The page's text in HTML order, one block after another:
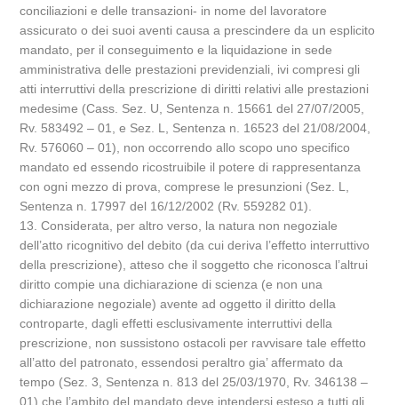
conciliazioni e delle transazioni- in nome del lavoratore
assicurato o dei suoi aventi causa a prescindere da un esplicito
mandato, per il conseguimento e la liquidazione in sede
amministrativa delle prestazioni previdenziali, ivi compresi gli
atti interruttivi della prescrizione di diritti relativi alle prestazioni
medesime (Cass. Sez. U, Sentenza n. 15661 del 27/07/2005,
Rv. 583492 – 01, e Sez. L, Sentenza n. 16523 del 21/08/2004,
Rv. 576060 – 01), non occorrendo allo scopo uno specifico
mandato ed essendo ricostruibile il potere di rappresentanza
con ogni mezzo di prova, comprese le presunzioni (Sez. L,
Sentenza n. 17997 del 16/12/2002 (Rv. 559282 01).
13. Considerata, per altro verso, la natura non negoziale
dell’atto ricognitivo del debito (da cui deriva l’effetto interruttivo
della prescrizione), atteso che il soggetto che riconosca l’altrui
diritto compie una dichiarazione di scienza (e non una
dichiarazione negoziale) avente ad oggetto il diritto della
controparte, dagli effetti esclusivamente interruttivi della
prescrizione, non sussistono ostacoli per ravvisare tale effetto
all’atto del patronato, essendosi peraltro gia’ affermato da
tempo (Sez. 3, Sentenza n. 813 del 25/03/1970, Rv. 346138 –
01) che l’ambito del mandato deve intendersi esteso a tutti gli